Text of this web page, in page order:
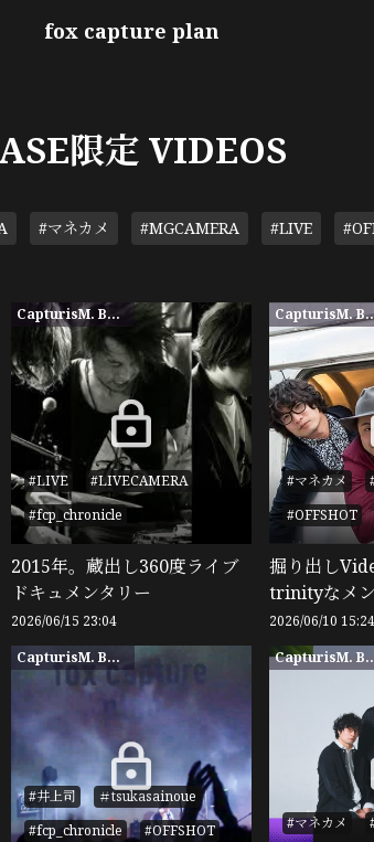
fox capture plan
限定 VIDEOS
#マネカメ #MGCAMERA #LIVE
CapturisM. BASE限定
#LIVE
#LIVECAMERA
#fcp_chronicle
2015年。蔵出し360度ライブ
ドキュメンタリー
2026/06/15 23:04
#マネカメ
#OFFSHOT
掘り出し
trinityなメン
2026/06/10 15:24
CapturisM. BASE限定
#井上司
＃tsukasainoue
#fcp_chronicle
#OFFSHOT
#マネカメ